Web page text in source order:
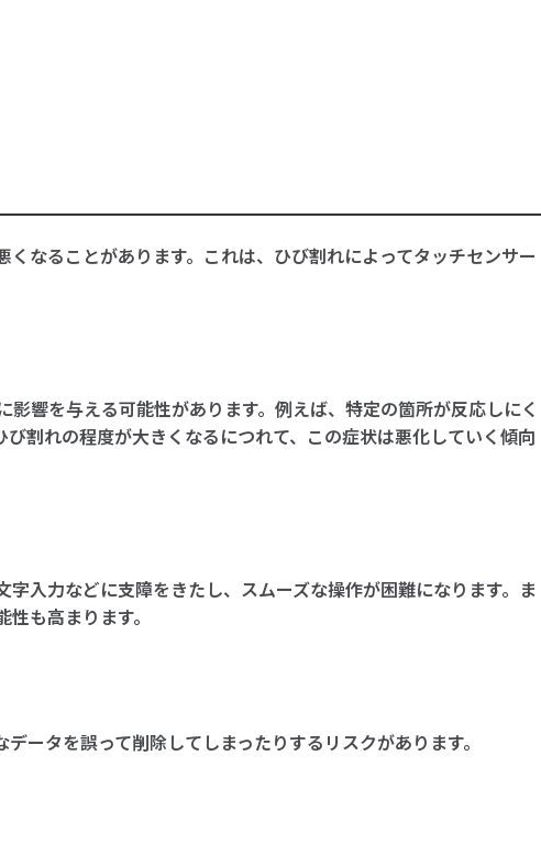
なることがあります。これは、ひび割れによってタッチセンサー
響を与える可能性があります。例えば、特定の箇所が反応しにく
割れの程度が大きくなるにつれて、この症状は悪化していく傾向
入力などに支障をきたし、スムーズな操作が困難になります。ま
も高まります。
ータを誤って削除してしまったりするリスクがあります。